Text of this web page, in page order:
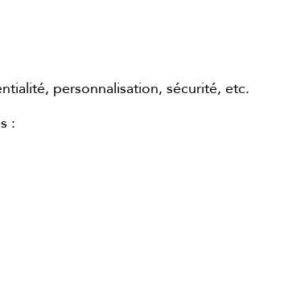
personnalisation, sécurité, etc.
: